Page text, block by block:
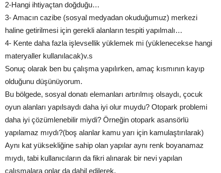
2-Hangi ihtiyaçtan doğduğu…
3- Amacın cazibe (sosyal medyadan okuduğumuz) merkezi
haline getirilmesi için gerekli alanların tespiti yapılmalı…
4- Kente daha fazla işlevsellik yüklemek mi (yüklenecekse hangi
materyaller kullanılacak)v.s
Sonuç olarak ben bu çalışma yapılırken, amaç kısmının kayıp
olduğunu düşünüyorum.
Bu bölgede, sosyal donatı elemanları artırılmış olsaydı, çocuk
oyun alanları yapılsaydı daha iyi olur muydu? Otopark problemi
daha iyi çözümlenebilir miydi? Örneğin otopark asansörlü
yapılamaz mıydı?(boş alanlar kamu yarı için kamulaştırılarak)
Aynı kat yüksekliğine sahip olan yapılar aynı renk boyanamaz
mıydı, tabi kullanıcıların da fikri alınarak bir nevi yapılan
çalışmalara onlar da dahil edilerek.